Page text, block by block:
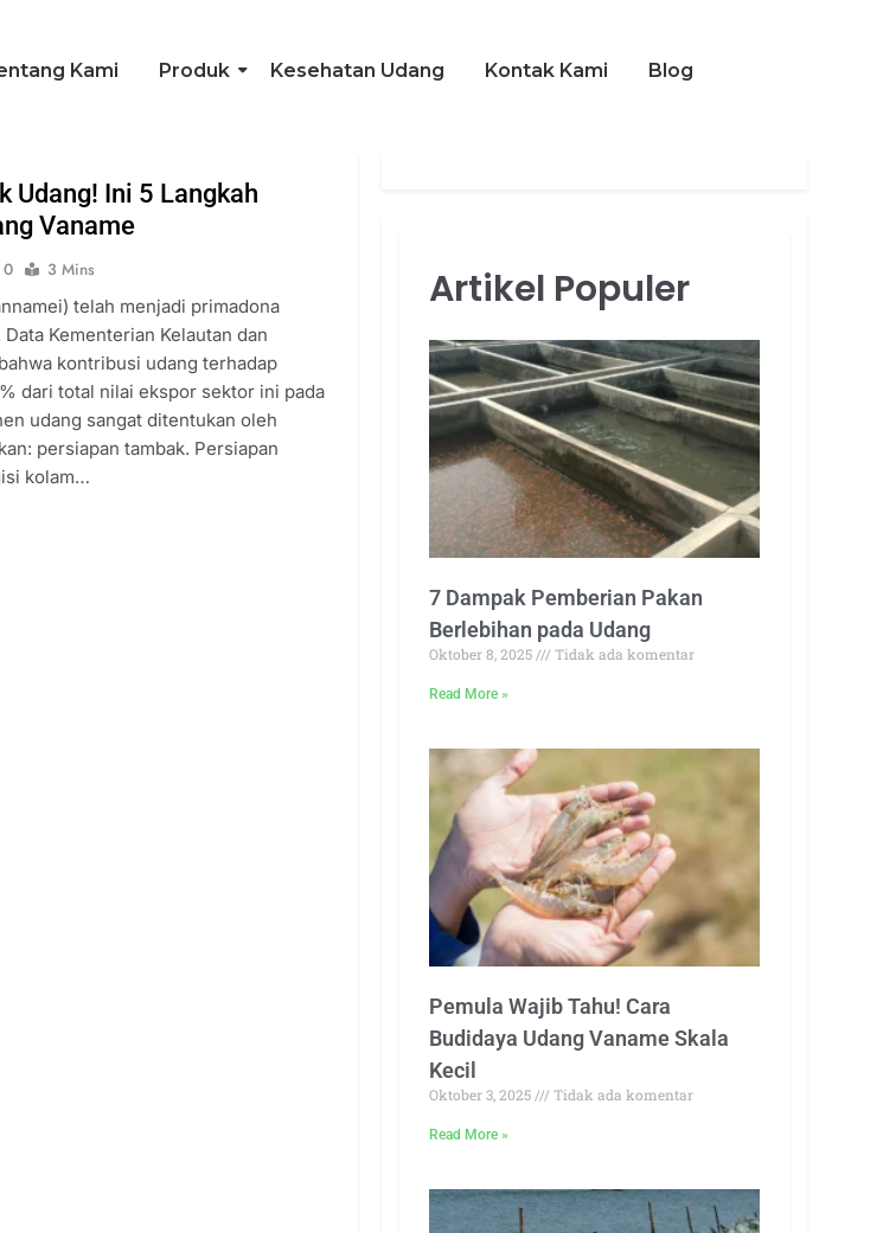
Kami Produk Kesehatan Udang Kontak Kami Blog
Udang! Ini 5 Langkah
Vaname
0
3 Mins
telah menjadi primadona
Kementerian Kelautan dan
kontribusi udang terhadap
dari total nilai ekspor sektor ini pada
udang sangat ditentukan oleh
persiapan tambak. Persiapan
kolam…
Artikel Populer
7 Dampak Pemberian Pakan
Berlebihan pada Udang
Oktober 8, 2025 Tidak ada komentar
Read More »
Pemula Wajib Tahu! Cara
Budidaya Udang Vaname Skala
Kecil
Oktober 3, 2025 Tidak ada komentar
Read More »